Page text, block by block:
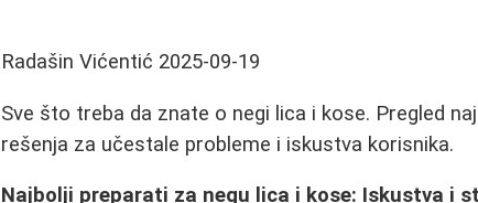
Radašin Vićentić 2025-09-19
Sve što treba da znate o negi lica i kose. Pregled
rešenja za učestale probleme i iskustva korisnika.
Najbolji preparati za negu lica i kose: Iskustva i